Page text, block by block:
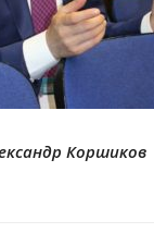
Коршиков